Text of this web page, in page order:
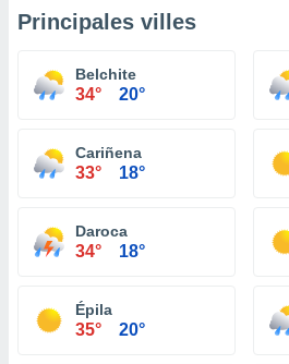
Principales villes
Belchite
34° 20°
Cariñena
33° 18°
Daroca
34° 18°
Épila
35° 20°